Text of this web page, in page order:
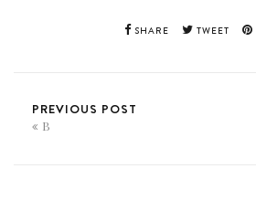
SHARE TWEET
PREVIOUS POST
B